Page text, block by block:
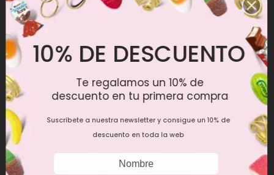
Kinder Love
Mostrando1 -1 de 1 artículo(s)
10% DE DESCUENTO
Te regalamos un 10% de
descuento en tu primera compra
Suscríbete a nuestra newsletter y consigue un 10% de
descuento en toda la web